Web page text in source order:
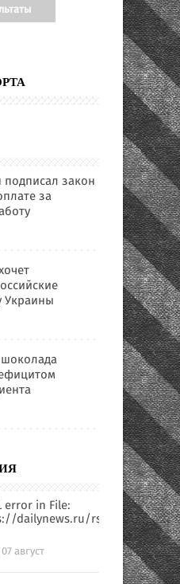
закон
за
Украины
dailynews.ru/rssfull.xml
август